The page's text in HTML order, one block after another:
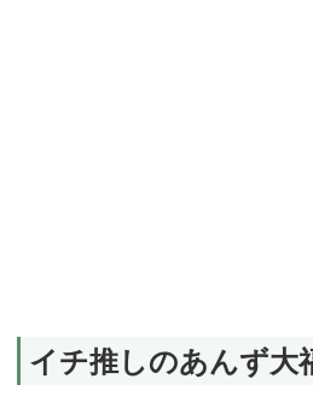
イチ推しのあんず大